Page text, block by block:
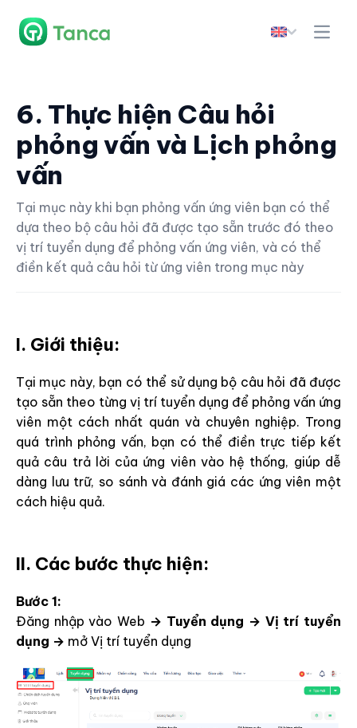
6. Thực hiện Câu hỏi
phỏng vấn và Lịch phỏng
vấn
Tại mục này khi bạn phỏng vấn ứng viên bạn có thể
dựa theo bộ câu hỏi đã được tạo sẵn trước đó theo
vị trí tuyển dụng để phỏng vấn ứng viên, và có thể
điền kết quả câu hỏi từ ứng viên trong mục này
I. Giới thiệu:
Tại mục này, bạn có thể sử dụng bộ câu hỏi đã được
tạo sẵn theo từng vị trí tuyển dụng để phỏng vấn ứng
viên một cách nhất quán và chuyên nghiệp. Trong
quá trình phỏng vấn, bạn có thể điền trực tiếp kết
quả câu trả lời của ứng viên vào hệ thống, giúp dễ
dàng lưu trữ, so sánh và đánh giá các ứng viên một
cách hiệu quả.
II. Các bước thực hiện:
Bước 1:
Đăng nhập vào Web → Tuyển dụng → Vị trí tuyển
dụng → mở Vị trí tuyển dụng